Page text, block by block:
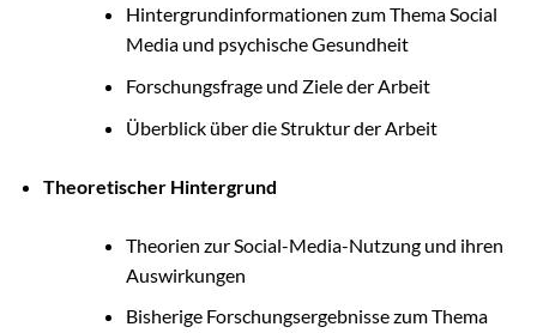
Hintergrundinformationen zum Thema Social
Media und psychische Gesundheit
Forschungsfrage und Ziele der Arbeit
Überblick über die Struktur der Arbeit
Theoretischer Hintergrund
Theorien zur Social-Media-Nutzung und ihren
Auswirkungen
Bisherige Forschungsergebnisse zum Thema